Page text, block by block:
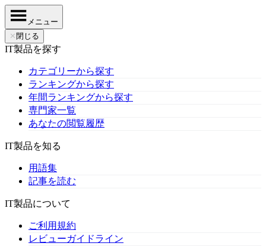
メニュー
✕ 閉じる
IT製品を探す
カテゴリーから探す
ランキングから探す
年間ランキングから探す
専門家一覧
あなたの閲覧履歴
IT製品を知る
用語集
記事を読む
IT製品について
ご利用規約
レビューガイドライン